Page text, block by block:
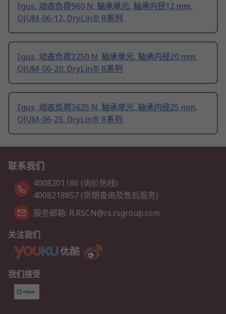
Igus, 动态负荷960 N, 轴承单元, 轴承内径12 mm,
OJUM-06-12, DryLin® R系列
Igus, 动态负荷2250 N, 轴承单元, 轴承内径20 mm,
OJUM-06-20, DryLin® R系列
Igus, 动态负荷3625 N, 轴承单元, 轴承内径25 mm,
OJUM-06-25, DryLin® R系列
联系我们
4008201186 (询价热线)
4008218857 (货期查询及售后服务)
服务邮箱: R.RSCN@rs.rsgroup.com
关注我们
我们接受